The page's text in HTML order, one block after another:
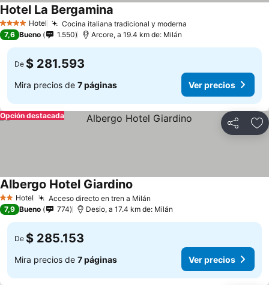
4 EstrellasHotel Cocina italiana tradicional y moderna
Hotel La Bergamina
7,6 Bueno 1.550 Arcore, a 19.4 km de: Milán
De $ 281.593
Mira precios de 7 páginas Ver precios
Compartir
Opción destacada
2 Estrellas
Hotel Acceso directo en tren a Milán
Albergo Hotel Giardino
7,9 Bueno 774 Desio, a 17.4 km de: Milán
De $ 285.153
Mira precios de 7 páginas Ver precios